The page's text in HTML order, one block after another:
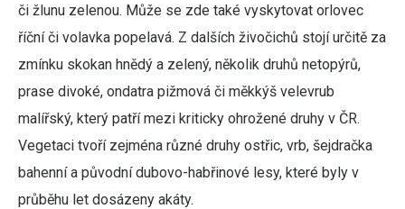
či žlunu zelenou. Může se zde také vyskytovat orlovec
říční či volavka popelavá. Z dalších živočichů stojí určitě za
zmínku skokan hnědý a zelený, několik druhů netopýrů,
prase divoké, ondatra pižmová či měkkýš velevrub
malířský, který patří mezi kriticky ohrožené druhy v ČR.
Vegetaci tvoří zejména různé druhy ostřic, vrb, šejdračka
bahenní a původní dubovo-habřinové lesy, které byly v
průběhu let dosázeny akáty.